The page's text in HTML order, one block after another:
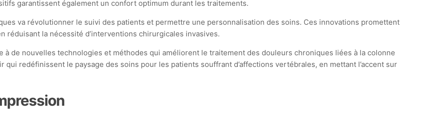
garantissent également un confort optimum durant les traitements.
va révolutionner le suivi des patients et permettre une personnalisation des soins. Ces innovations promettent
réduisant la nécessité d’interventions chirurgicales invasives.
de nouvelles technologies et méthodes qui améliorent le traitement des douleurs chroniques liées à la colonne
redéfinissent le paysage des soins pour les patients souffrant d’affections vertébrales, en mettant l’accent sur